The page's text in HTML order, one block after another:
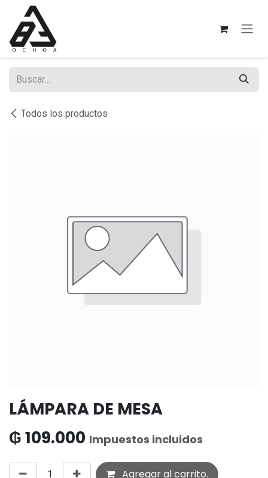
Ir al contenido
Todos los productos
LÁMPARA DE MESA
₲109.000 Impuestos incluidos
Agregar al carrito.